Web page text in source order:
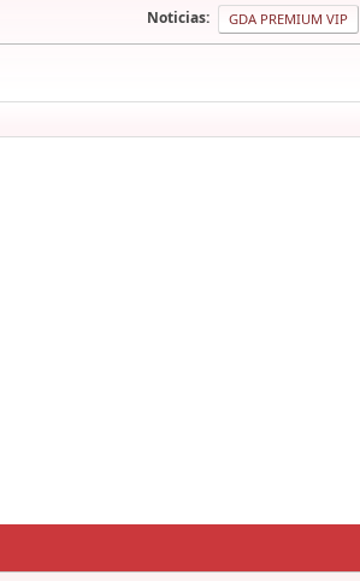
Noticias: GDA PREMIUM VIP